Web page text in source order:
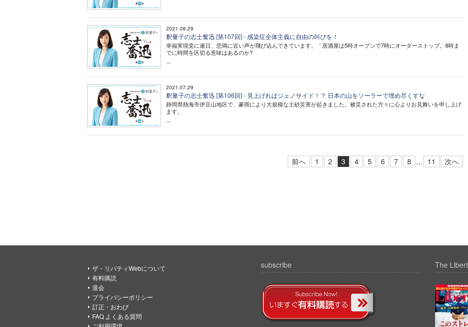
2021.08.29
釈量子の志士奮迅 [第107回] - 感染症全体主義に自由の叫びを！
幸福実現党に連日、悲鳴に近い声が飛び込んできています。「居酒屋は5時オープンで7時にオーダーストップ。8時ま
でに時間を区切る意味はあるのか?
...
2021.07.29
釈量子の志士奮迅 [第106回] - 見上げればジェノサイド！？ 日本の山をソーラーで埋め尽くすな
静岡県熱海市伊豆山地区で、豪雨により大規模な土砂災害が起きました。被災された方々に心よりお見舞いを申し上げ
ます。
...
前へ 1 2 3 4 5 6 7 8 ... 11 次へ
ザ・リバティWebについて
有料購読
退会
プライバシーポリシー
訂正・おわび
FAQ よくある質問
subscribe The